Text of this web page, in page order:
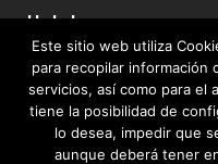
Hotels
Terms & Conditions |Privacy Policy
Este sitio web utiliza
para recopilar información
servicios, así como para el
tiene la posibilidad de
lo desea, impedir que
aunque deberá tener